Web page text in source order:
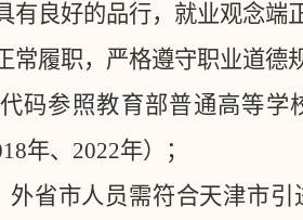
良好的品行，就业观念端正
履职，严格遵守职业道德
码参照教育部普通高等学
年、 2022年）；
省市人员需符合天津市引